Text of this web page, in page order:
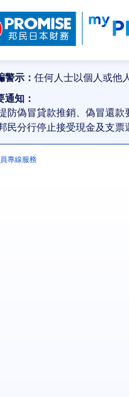
警示： 任何人士以個人或他
通知：
防偽冒貸款推銷、偽冒還
民分行停止接受現金及支票
專線服務